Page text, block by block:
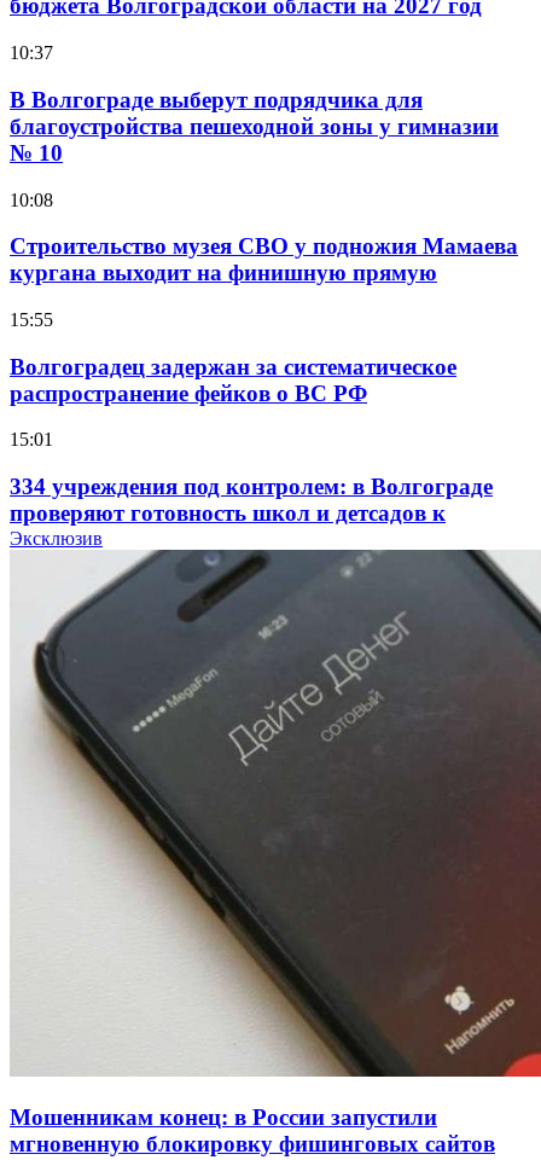
бюджета Волгоградской области на 2027 год
10:37
В Волгограде выберут подрядчика для
благоустройства пешеходной зоны у гимназии
№ 10
10:08
Строительство музея СВО у подножия Мамаева
кургана выходит на финишную прямую
15:55
Волгоградец задержан за систематическое
распространение фейков о ВС РФ
15:01
334 учреждения под контролем: в Волгограде
проверяют готовность школ и детсадов к
учебному году
Покушение на убийство в Волгограде: девушка
напала на незнакомую женщину с ножом
12:39
Сладкий праздник в Волгограде: в Центральном
парке прошёл фестиваль „Арбузный переполох“
Волгоградские компании нарастили экспорт:
заключены контракты на 3,6 млн долларов
Эксклюзив
Мошенникам конец: в России запустили
мгновенную блокировку фишинговых сайтов